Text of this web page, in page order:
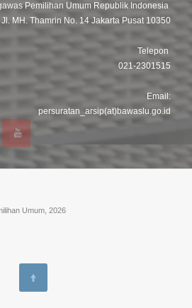
Pemilihan Umum Republik Indonesia
Jl. MH. Thamrin No. 14 Jakarta Pusat 10350
Telepon
021-2301515
Email:
persuratan_arsip(at)bawaslu.go.id
Umum, 2026